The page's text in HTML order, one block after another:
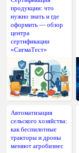
продукции: что
нужно знать и где
оформить — обзор
центра
сертификации
«СигмаТест»
Автоматизация
сельского хозяйства:
как беспилотные
тракторы и дроны
меняют агробизнес